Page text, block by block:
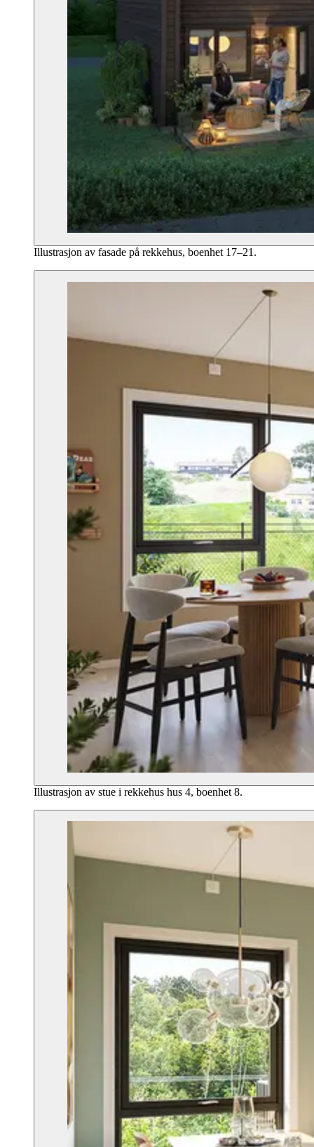
Illustrasjon av fasade på rekkehus, boenhet 17–21.
Illustrasjon av stue i rekkehus hus 4, boenhet 8.